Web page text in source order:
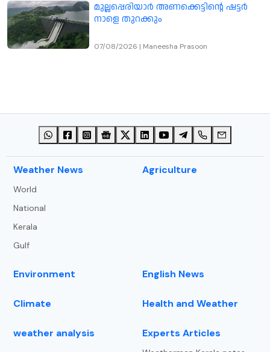
മുല്ലപ്പെരിയാർ അണക്കെട്ടിന്റെ ഷട്ടർ
നാളെ തുറക്കും
07/08/2026 | Maneesha Prasoon
⁠Weather News
World
National
Kerala
Gulf
Agriculture
Environment English News
Climate Health and Weather
weather analysis Experts Articles